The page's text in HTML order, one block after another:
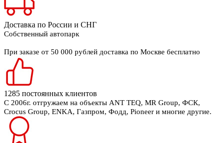
Доставка по России и СНГ
Собственный автопарк
При заказе от 50 000 рублей доставка по Москве бесплатно
1285 постоянных клиентов
С 2006г. отгружаем на объекты ANT TEQ, MR Group, ФСК,
Crocus Group, ENKA, Газпром, Фодд, Pioneer и многие другие.